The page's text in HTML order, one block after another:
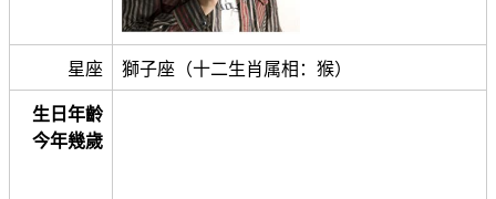
星座 獅子座（十二生肖属相：猴）
生日年齡
今年幾歲